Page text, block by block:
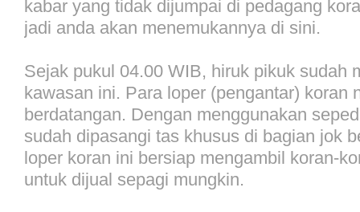
kabar yang tidak dijumpai di pedagang
jadi anda akan menemukannya di sini.
Sejak pukul 04.00 WIB, hiruk pikuk sudah
kawasan ini. Para loper (pengantar) koran
berdatangan. Dengan menggunakan
sudah dipasangi tas khusus di bagian jok
loper koran ini bersiap mengambil koran-
untuk dijual sepagi mungkin.